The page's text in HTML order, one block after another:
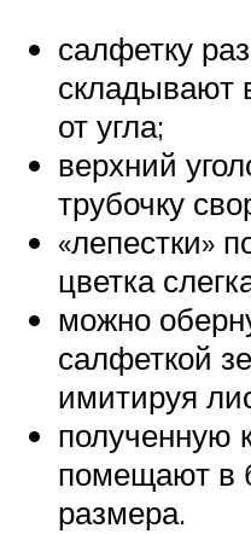
салфетку
складывают
от угла;
верхний
трубочку
«лепестки»
цветка
можно
салфеткой
имитируя
полученную
помещают в
размера.